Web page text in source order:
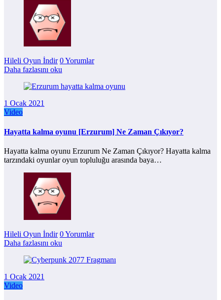
Hileli Oyun İndir 0 Yorumlar
Daha fazlasını oku
1 Ocak 2021
Video
Hayatta kalma oyunu [Erzurum] Ne Zaman Çıkıyor?
Hayatta kalma oyunu Erzurum Ne Zaman Çıkıyor? Hayatta kalma
tarzındaki oyunlar oyun topluluğu arasında baya…
Hileli Oyun İndir 0 Yorumlar
Daha fazlasını oku
1 Ocak 2021
Video